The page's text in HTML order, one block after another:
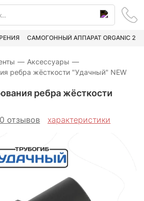
САМОГОННЫЙ АППАРАТ ORGANIC 2
— Аксессуары —
ребра жёсткости "Удачный" NEW
ребра жёсткости
0 отзывов характеристики